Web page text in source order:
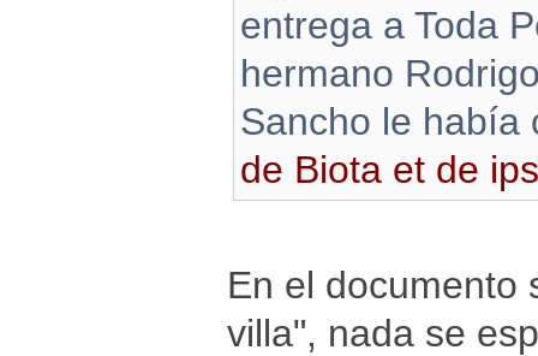
entrega a Toda
hermano
Sancho le
de Biota et de
En el documento
villa", nada se